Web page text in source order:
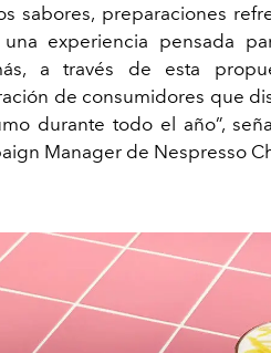
sabores, preparaciones
una experiencia pensada
a través de esta
de consumidores que
durante todo el año”,
Manager de Nespresso